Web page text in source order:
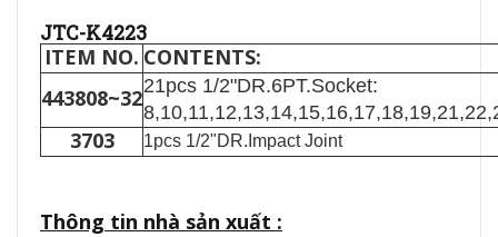
JTC-K4223
ITEM NO. CONTENTS:
443808~3221pcs 1/2"DR.6PT.Socket:
3703 1pcs 1/2"DR.Impact Joint
Thông tin nhà sản xuất :